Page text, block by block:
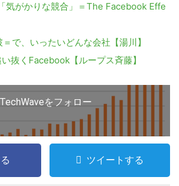
気がかりな競合」＝The Facebook Effe
で、いったいどんな会社【湯川】
抜くFacebook【ループス斉藤】
TechWaveをフォロー
ツイートする